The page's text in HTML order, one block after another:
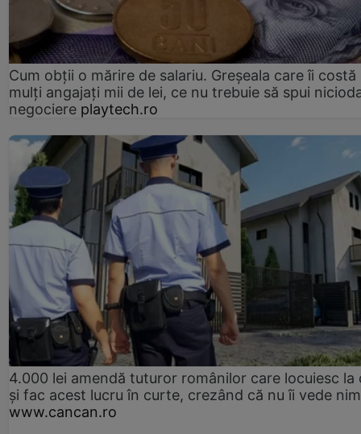
Cum obții o mărire de salariu. Greșeala care îi costă
mulți angajați mii de lei, ce nu trebuie să spui
negociere playtech.ro
4.000 lei amendă tuturor românilor care locuiesc la
și fac acest lucru în curte, crezând că nu îi vede
www.cancan.ro